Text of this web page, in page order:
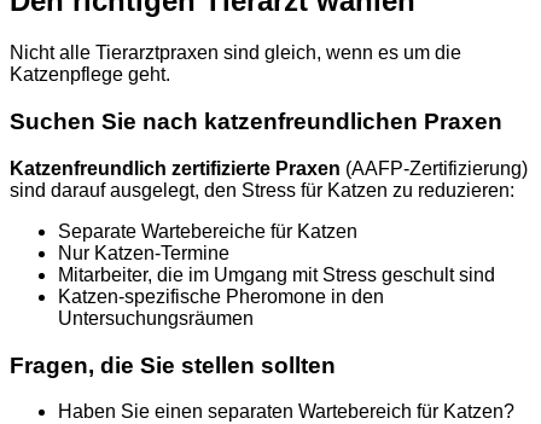
Nicht alle Tierarztpraxen sind gleich, wenn es um die
Katzenpflege geht.
Suchen Sie nach katzenfreundlichen Praxen
Katzenfreundlich zertifizierte Praxen (AAFP-Zertifizierung)
sind darauf ausgelegt, den Stress für Katzen zu reduzieren:
Separate Wartebereiche für Katzen
Nur Katzen-Termine
Mitarbeiter, die im Umgang mit Stress geschult sind
Katzen-spezifische Pheromone in den
Untersuchungsräumen
Fragen, die Sie stellen sollten
Haben Sie einen separaten Wartebereich für Katzen?